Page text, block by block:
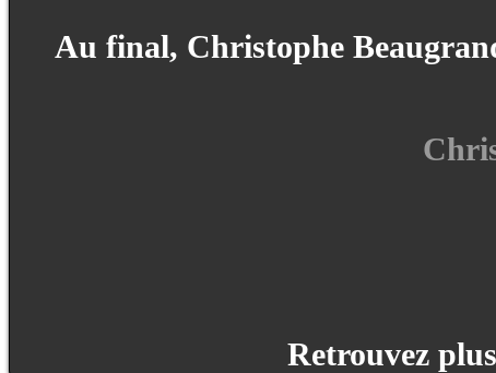
Au final, Christophe
Retrouvez